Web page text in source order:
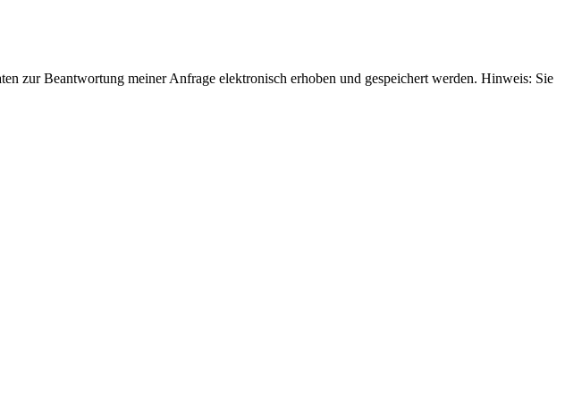
zur Beantwortung meiner Anfrage elektronisch erhoben und gespeichert werden. Hinweis: Sie